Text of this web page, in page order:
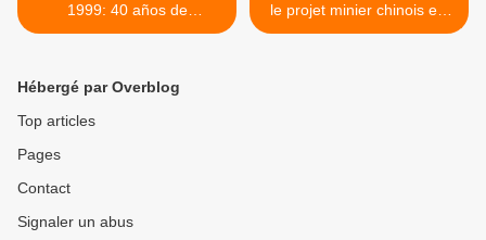
1999: 40 años de
Revolución (1999)
le projet minier chinois est
imminent >
Hébergé par Overblog
Top articles
Pages
Contact
Signaler un abus